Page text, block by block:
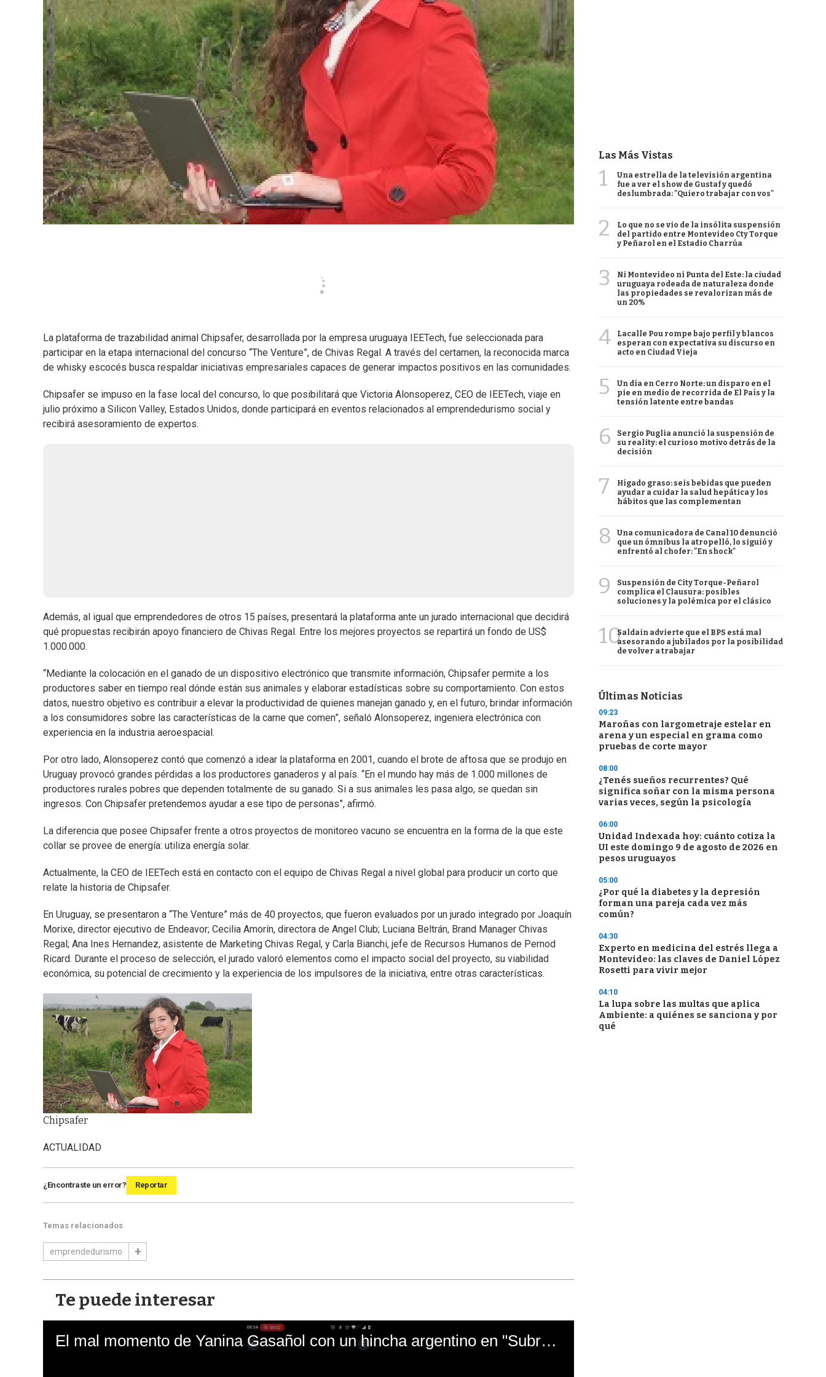
La plataforma de trazabilidad animal Chipsafer, desarrollada por la empresa uruguaya IEETech, fue seleccionada para
participar en la etapa internacional del concurso “The Venture”, de Chivas Regal. A través del certamen, la reconocida marca
de whisky escocés busca respaldar iniciativas empresariales capaces de generar impactos positivos en las comunidades.
Chipsafer se impuso en la fase local del concurso, lo que posibilitará que Victoria Alonsoperez, CEO de IEETech, viaje en
julio próximo a Silicon Valley, Estados Unidos, donde participará en eventos relacionados al emprendedurismo social y
recibirá asesoramiento de expertos.
Además, al igual que emprendedores de otros 15 países, presentará la plataforma ante un jurado internacional que decidirá
qué propuestas recibirán apoyo financiero de Chivas Regal. Entre los mejores proyectos se repartirá un fondo de US$
1.000.000.
“Mediante la colocación en el ganado de un dispositivo electrónico que transmite información, Chipsafer permite a los
productores saber en tiempo real dónde están sus animales y elaborar estadísticas sobre su comportamiento. Con estos
datos, nuestro objetivo es contribuir a elevar la productividad de quienes manejan ganado y, en el futuro, brindar información
a los consumidores sobre las características de la carne que comen”, señaló Alonsoperez, ingeniera electrónica con
experiencia en la industria aeroespacial.
Por otro lado, Alonsoperez contó que comenzó a idear la plataforma en 2001, cuando el brote de aftosa que se produjo en
Uruguay provocó grandes pérdidas a los productores ganaderos y al país. “En el mundo hay más de 1.000 millones de
productores rurales pobres que dependen totalmente de su ganado. Si a sus animales les pasa algo, se quedan sin
ingresos. Con Chipsafer pretendemos ayudar a ese tipo de personas”, afirmó.
La diferencia que posee Chipsafer frente a otros proyectos de monitoreo vacuno se encuentra en la forma de la que este
collar se provee de energía: utiliza energía solar.
Actualmente, la CEO de IEETech está en contacto con el equipo de Chivas Regal a nivel global para producir un corto que
relate la historia de Chipsafer.
En Uruguay, se presentaron a “The Venture” más de 40 proyectos, que fueron evaluados por un jurado integrado por Joaquín
Morixe, director ejecutivo de Endeavor; Cecilia Amorín, directora de Angel Club; Luciana Beltrán, Brand Manager Chivas
Regal; Ana Ines Hernandez, asistente de Marketing Chivas Regal, y Carla Bianchi, jefe de Recursos Humanos de Pernod
Ricard. Durante el proceso de selección, el jurado valoró elementos como el impacto social del proyecto, su viabilidad
económica, su potencial de crecimiento y la experiencia de los impulsores de la iniciativa, entre otras características.
Chipsafer
ACTUALIDAD
¿Encontraste un error? Reportar
Temas relacionados
emprendedurismo
Te puede interesar
El mal momento de Yanina Gasañol con un hincha argentino en "Subrayado"
Las Más Vistas
1
Una estrella de la televisión argentina
fue a ver el show de Gustaf y quedó
deslumbrada: "Quiero trabajar con vos"
2
Lo que no se vio de la insólita suspensión
del partido entre Montevideo Cty Torque
y Peñarol en el Estadio Charrúa
3
Ni Montevideo ni Punta del Este: la ciudad
uruguaya rodeada de naturaleza donde
las propiedades se revalorizan más de
un 20%
4
Lacalle Pou rompe bajo perfil y blancos
esperan con expectativa su discurso en
acto en Ciudad Vieja
5
Un día en Cerro Norte: un disparo en el
pie en medio de recorrida de El País y la
tensión latente entre bandas
6
Sergio Puglia anunció la suspensión de
su reality: el curioso motivo detrás de la
decisión
7
Hígado graso: seis bebidas que pueden
ayudar a cuidar la salud hepática y los
hábitos que las complementan
8
Una comunicadora de Canal 10 denunció
que un ómnibus la atropelló, lo siguió y
enfrentó al chofer: "En shock"
9
Suspensión de City Torque-Peñarol
complica el Clausura: posibles
soluciones y la polémica por el clásico
10Saldain advierte que el BPS está mal
asesorando a jubilados por la posibilidad
de volver a trabajar
Últimas Noticias
09:23
Maroñas con largometraje estelar en
arena y un especial en grama como
pruebas de corte mayor
08:00
¿Tenés sueños recurrentes? Qué
significa soñar con la misma persona
varias veces, según la psicología
06:00
Unidad Indexada hoy: cuánto cotiza la
UI este domingo 9 de agosto de 2026 en
pesos uruguayos
05:00
¿Por qué la diabetes y la depresión
forman una pareja cada vez más
común?
04:30
Experto en medicina del estrés llega a
Montevideo: las claves de Daniel López
Rosetti para vivir mejor
04:10
La lupa sobre las multas que aplica
Ambiente: a quiénes se sanciona y por
qué